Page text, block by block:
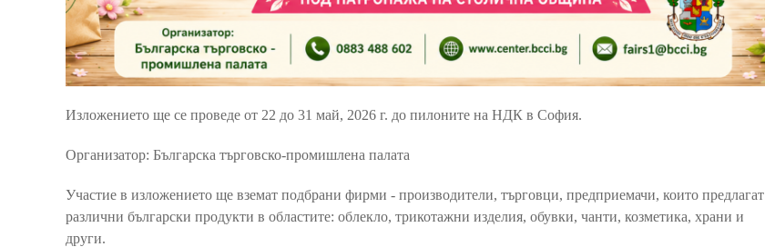
Изложението ще се проведе от 22 до 31 май, 2026 г. до пилоните на НДК в София.
Организатор: Българска търговско-промишлена палата
Участие в изложението ще вземат подбрани фирми - производители, търговци, предприемачи, които предлагат
различни български продукти в областите: облекло, трикотажни изделия, обувки, чанти, козметика, храни и
други.